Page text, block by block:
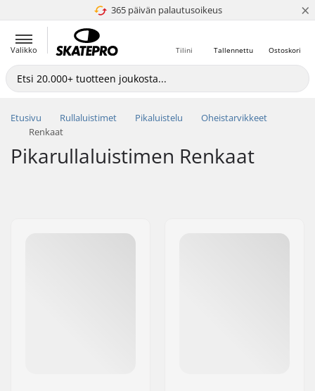
365 päivän palautusoikeus
4.8 / 5 ×
Valikko Ostoskori
Tallennettu
Tilini
Etusivu Rullaluistimet Pikaluistelu
Oheistarvikkeet
Renkaat
Pikarullaluistimen Renkaat